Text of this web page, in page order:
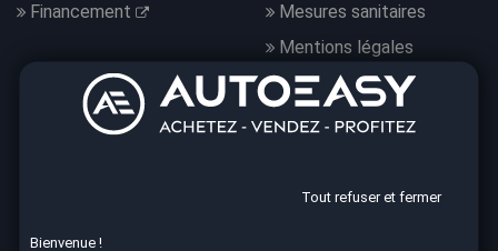
Financement
Mesures sanitaires
Mentions légales
Données personnelles
Tout refuser et fermer
Bienvenue !